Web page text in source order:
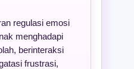
regulasi emosi
menghadapi
berinteraksi
frustrasi,